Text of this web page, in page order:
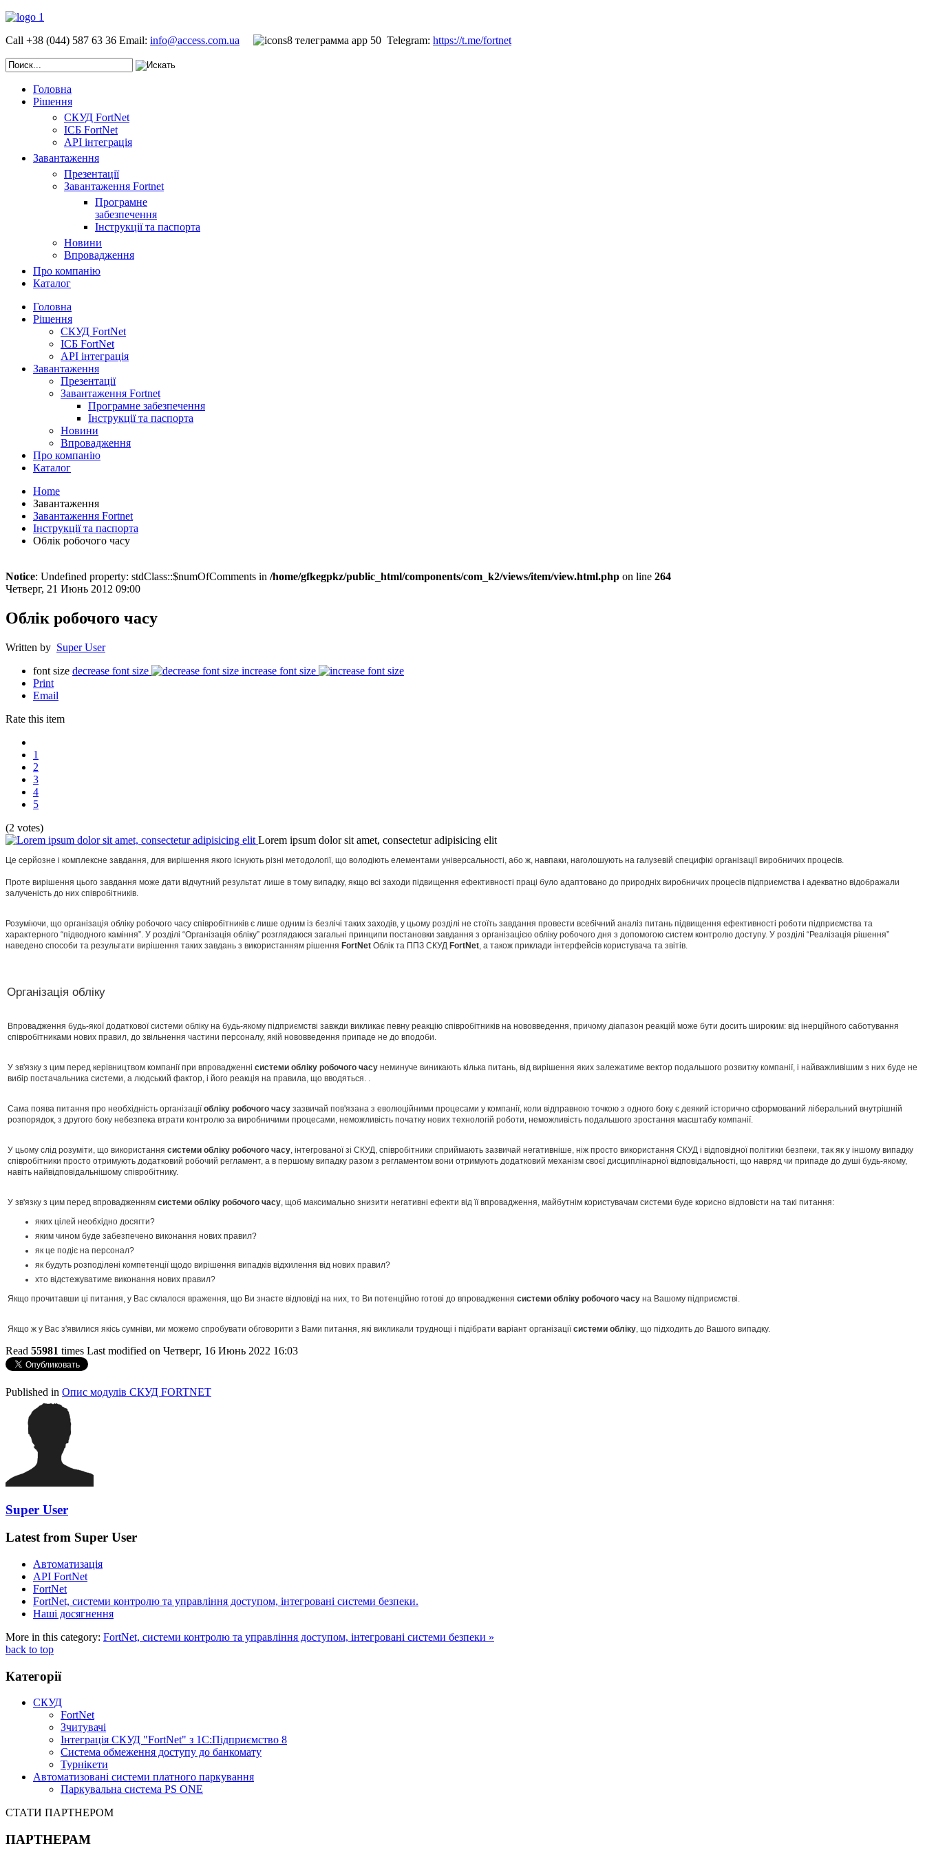
Call +38 (044) 587 63 36 Email: info@access.com.ua Telegram: https://t.me/fortnet
Головна
Рішення
СКУД FortNet
ІСБ FortNet
API інтеграція
Завантаження
Презентації
Завантаження Fortnet
Програмне
забезпечення
Інструкції та паспорта
Новини
Впровадження
Про компанію
Каталог
Головна
Рішення
СКУД FortNet
ІСБ FortNet
API інтеграція
Завантаження
Презентації
Завантаження Fortnet
Програмне забезпечення
Інструкції та паспорта
Новини
Впровадження
Про компанію
Каталог
Home
Завантаження
Завантаження Fortnet
Інструкції та паспорта
Облік робочого часу
Notice: Undefined property: stdClass::$numOfComments in /home/gfkegpkz/public_html/components/com_k2/views/item/view.html.php on line 264
Четверг, 21 Июнь 2012 09:00
Облік робочого часу
Written by Super User
font size decrease font size
increase font size
Print
Email
Rate this item
1
2
3
4
5
(2 votes)
Lorem ipsum dolor sit amet, consectetur adipisicing elit
Це серйозне і комплексне завдання, для вирішення якого існують різні методології, що володіють елементами універсальності, або ж, навпаки, наголошують на галузевій специфікі організації виробничих процесів.
Проте вирішення цього завдання може дати відчутний результат лише в тому випадку, якщо всі заходи підвищення ефективності праці було адаптовано до природніх виробничих процесів підприємства і адекватно відображали
залученість до них співробітників.
Розуміючи, що організація обліку робочого часу співробітників є лише одним із безлічі таких заходів, у цьому розділі не стоїть завдання провести всебічний аналіз питань підвищення ефективності роботи підприємства та
характерного “підводного каміння”. У розділі “Організація обліку” розглядаюся загальні принципи постановки завдання з організацією обліку робочого дня з допомогою систем контролю доступу. У розділі “Реалізація рішення”
наведено способи та результати вирішення таких завдань з використанням рішення FortNet Облік та ППЗ СКУД FortNet, а також приклади інтерфейсів користувача та звітів.
Організація обліку
Впровадження будь-якої додаткової системи обліку на будь-якому підприємстві завжди викликає певну реакцію співробітників на нововведення, причому діапазон реакцій може бути досить широким: від інерційного саботування
співробітниками нових правил, до звільнення частини персоналу, якій нововведення припаде не до вподоби.
У зв'язку з цим перед керівництвом компанії при впровадженні системи обліку робочого часу неминуче виникають кілька питань, від вирішення яких залежатиме вектор подальшого розвитку компанії, і найважливішим з них буде не
вибір постачальника системи, а людський фактор, і його реакція на правила, що вводяться. .
Сама поява питання про необхідність організаціїобліку робочого часу зазвичай пов'язана з еволюційними процесами у компанії, коли відправною точкою з одного боку є деякий історично сформований ліберальний внутрішній
розпорядок, з другого боку небезпека втрати контролю за виробничими процесами, неможливість початку нових технологій роботи, неможливість подальшого зростання масштабу компанії.
У цьому слід розуміти, що використання системи обліку робочого часу, інтегрованої зі СКУД, співробітники сприймають зазвичай негативніше, ніж просто використання СКУД і відповідної політики безпеки, так як у іншому випадку
співробітники просто отримують додатковий робочий регламент, а в першому випадку разом з регламентом вони отримують додатковий механізм своєї дисциплінарної відповідальності, що навряд чи припаде до душі будь-якому,
навіть найвідповідальнішому співробітнику.
У зв'язку з цим перед впровадженням системи обліку робочого часу, щоб максимально знизити негативні ефекти від її впровадження, майбутнім користувачам системи буде корисно відповісти на такі питання:
яких цілей необхідно досягти?
яким чином буде забезпечено виконання нових правил?
як це подіє на персонал?
як будуть розподілені компетенції щодо вирішення випадків відхилення від нових правил?
хто відстежуватиме виконання нових правил?
Якщо прочитавши ці питання, у Вас склалося враження, що Ви знаєте відповіді на них, то Ви потенційно готові до впровадження системи обліку робочого часу на Вашому підприємстві.
Якщо ж у Вас з'явилися якісь сумніви, ми можемо спробувати обговорити з Вами питання, які викликали труднощі і підібрати варіант організаціїсистеми обліку, що підходить до Вашого випадку.
Read 55981 times Last modified on Четверг, 16 Июнь 2022 16:03
http://evruka.com.ua/
Published in Опис модулів СКУД FORTNET
Super User
Latest from Super User
Автоматизація
API FortNet
FortNet
FortNet, системи контролю та управління доступом, інтегровані системи безпеки.
Наші досягнення
More in this category: FortNet, системи контролю та управління доступом, інтегровані системи безпеки »
back to top
Категорії
СКУД
FortNet
Зчитувачі
Інтеграція СКУД "FortNet" з 1С:Підприємство 8
Система обмеження доступу до банкомату
Турнікети
Автоматизовані системи платного паркування
Паркувальна система PS ONE
СТАТИ ПАРТНЕРОМ
ПАРТНЕРАМ